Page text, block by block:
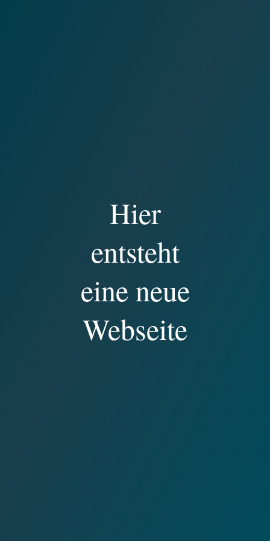
Hier
entsteht
eine neue
Webseite